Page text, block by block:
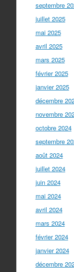
septembre
juillet 2025
mai 2025
avril 2025
mars 2025
février 2025
janvier 2025
décembre
novembre
octobre 2024
septembre
août 2024
juillet 2024
juin 2024
mai 2024
avril 2024
mars 2024
février 2024
janvier 2024
décembre